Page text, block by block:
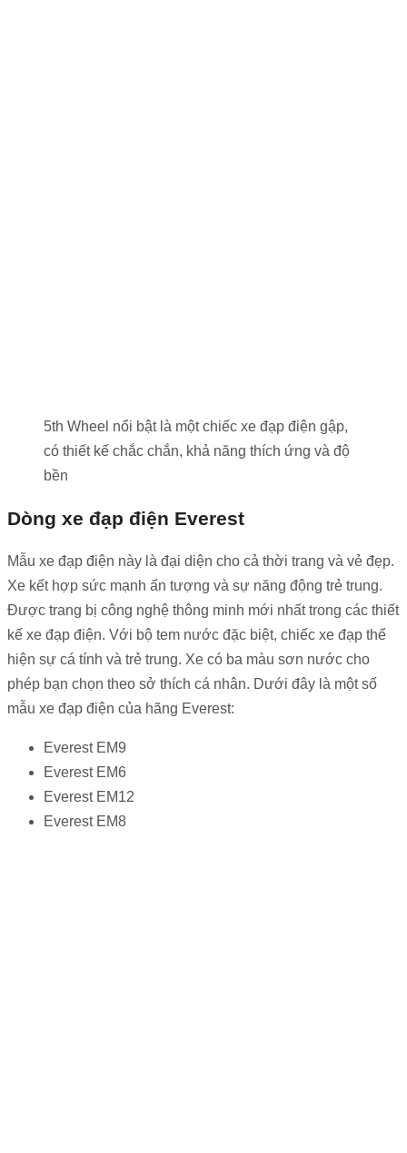
5th Wheel nổi bật là một chiếc xe đạp điện gập,
có thiết kế chắc chắn, khả năng thích ứng và độ
bền
Dòng xe đạp điện Everest
Mẫu xe đạp điện này là đại diện cho cả thời trang và vẻ đẹp.
Xe kết hợp sức mạnh ấn tượng và sự năng động trẻ trung.
Được trang bị công nghệ thông minh mới nhất trong các thiết
kế xe đạp điện. Với bộ tem nước đặc biệt, chiếc xe đạp thể
hiện sự cá tính và trẻ trung. Xe có ba màu sơn nước cho
phép bạn chọn theo sở thích cá nhân. Dưới đây là một số
mẫu xe đạp điện của hãng Everest:
Everest EM9
Everest EM6
Everest EM12
Everest EM8